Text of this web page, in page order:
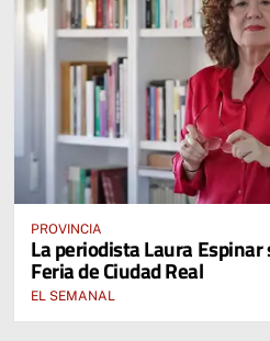
PROVINCIA
La periodista Laura
Feria de Ciudad Real
EL SEMANAL